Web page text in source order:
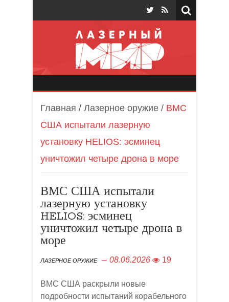
Главная / Лазерное оружие / ВМС
США испытали лазерную
установку HELIOS: эсминец
уничтожил четыре дрона в море
ВМС США испытали
лазерную установку
HELIOS: эсминец
уничтожил четыре дрона в
море
ЛАЗЕРНОЕ ОРУЖИЕ 08.06.2026 19
ВМС США раскрыли новые
подробности испытаний корабельного